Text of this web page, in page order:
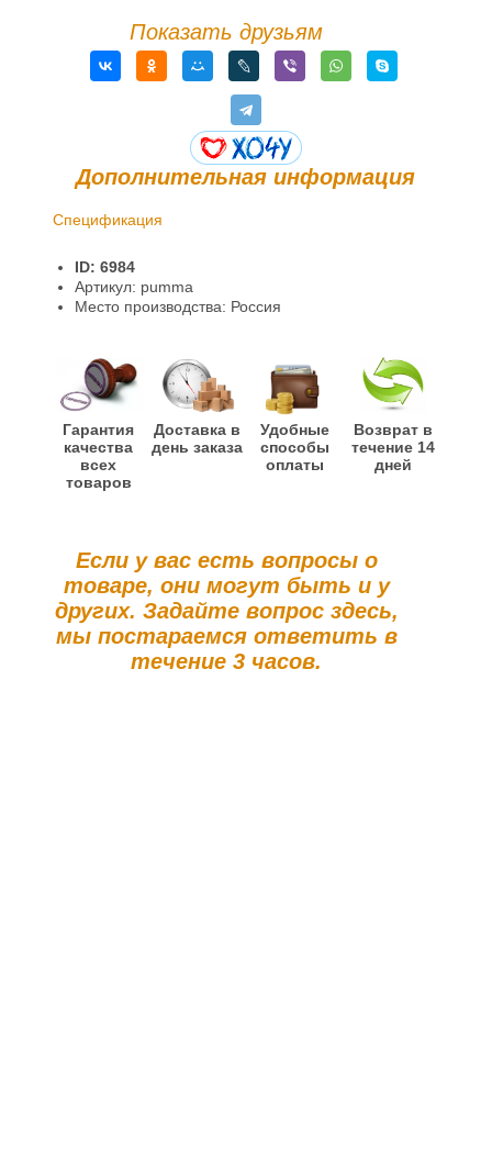
Показать друзьям
Дополнительная информация
Спецификация
Гарантии и возврат
ID: 6984
Артикул: pumma
Место производства: Россия
Гарантия
качества
всех
товаров
Доставка в
день заказа
Удобные
способы
оплаты
Возврат в
течение 14
дней
Если у вас есть вопросы о
товаре, они могут быть и у
других. Задайте вопрос здесь,
мы постараемся ответить в
течение 3 часов.